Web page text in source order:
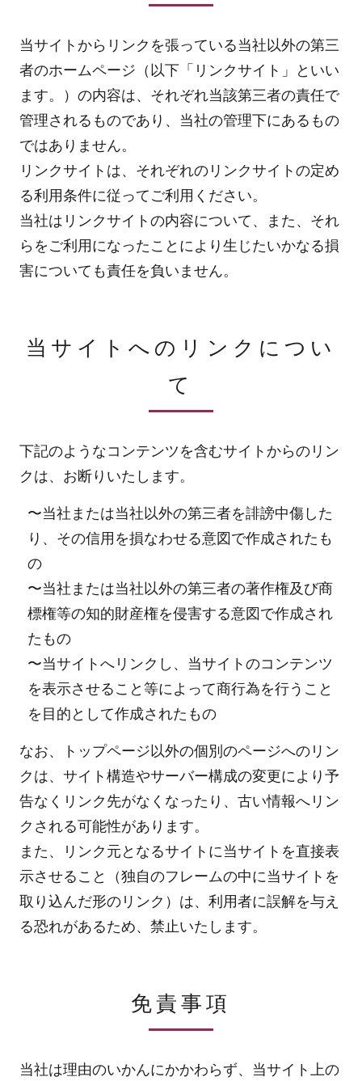
当サイトからリンクを張っている当社以外の第三
者のホームページ（以下「リンクサイト」といい
ます。）の内容は、それぞれ当該第三者の責任で
管理されるものであり、当社の管理下にあるもの
ではありません。
リンクサイトは、それぞれのリンクサイトの定め
る利用条件に従ってご利用ください。
当社はリンクサイトの内容について、また、それ
らをご利用になったことにより生じたいかなる損
害についても責任を負いません。
当サイトへのリンクについ
て
下記のようなコンテンツを含むサイトからのリン
クは、お断りいたします。
〜当社または当社以外の第三者を誹謗中傷した
り、その信用を損なわせる意図で作成されたも
の
〜当社または当社以外の第三者の著作権及び商
標権等の知的財産権を侵害する意図で作成され
たもの
〜当サイトへリンクし、当サイトのコンテンツ
を表示させること等によって商行為を行うこと
を目的として作成されたもの
なお、トップページ以外の個別のページへのリン
クは、サイト構造やサーバー構成の変更により予
告なくリンク先がなくなったり、古い情報へリン
クされる可能性があります。
また、リンク元となるサイトに当サイトを直接表
示させること（独自のフレームの中に当サイトを
取り込んだ形のリンク）は、利用者に誤解を与え
る恐れがあるため、禁止いたします。
免責事項
当社は理由のいかんにかかわらず、当サイト上の